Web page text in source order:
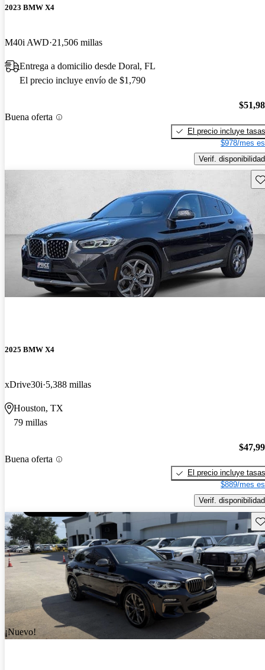
2023 BMW X4
M40i AWD 21,506 millas
Entrega a domicilio desde Doral, FL
El precio incluye envío de $1,790
Buena oferta
El precio incluye tasas
$978/mes
Verif. disponibilidad
2025 BMW X4
xDrive30i 5,388 millas
Houston, TX
79 millas
Buena oferta
El precio incluye tasas
$889/mes
Verif. disponibilidad
¡Nuevo!